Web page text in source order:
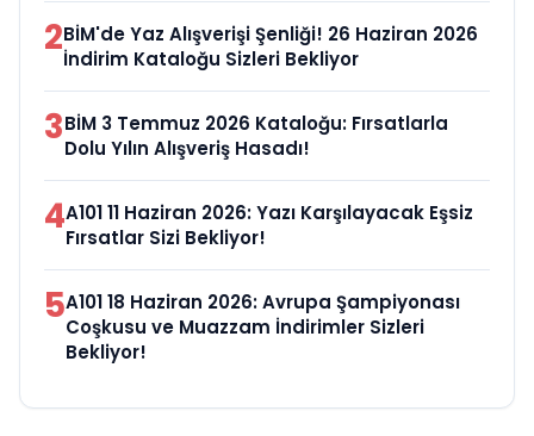
2BİM'de Yaz Alışverişi Şenliği! 26 Haziran 2026
İndirim Kataloğu Sizleri Bekliyor
3BİM 3 Temmuz 2026 Kataloğu: Fırsatlarla
Dolu Yılın Alışveriş Hasadı!
4A101 11 Haziran 2026: Yazı Karşılayacak Eşsiz
Fırsatlar Sizi Bekliyor!
5A101 18 Haziran 2026: Avrupa Şampiyonası
Coşkusu ve Muazzam İndirimler Sizleri
Bekliyor!